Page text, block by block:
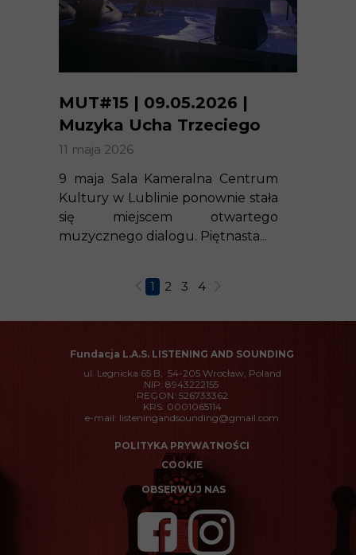
MUT#15 | 09.05.2026 |
Muzyka Ucha Trzeciego
11 maja 2026
9 maja Sala Kameralna Centrum
Kultury w Lublinie ponownie stała
się miejscem otwartego
muzycznego dialogu. Piętnasta...
1 2 3 4
OBSERWUJ NAS
COOKIE
POLITYKA PRYWATNOŚCI
Fundacja L.A.S. LISTENING AND SOUNDING
ul. Legnicka 65 B, 54-205 Wrocław, Poland
NIP: 8943222155
REGON: 526733362
KRS: 0001065114
e-mail: listeningandsounding@gmail.com